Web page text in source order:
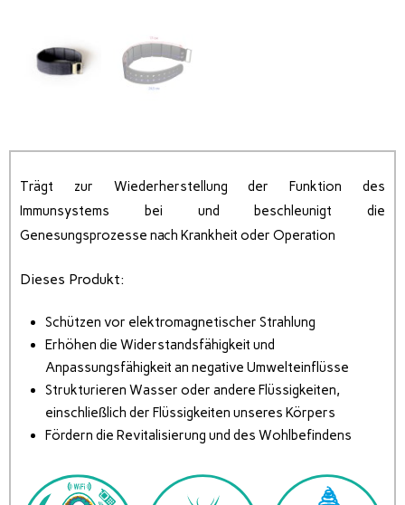
Trägt zur Wiederherstellung der Funktion des
Immunsystems bei und beschleunigt die
Genesungsprozesse nach Krankheit oder Operation
Dieses Produkt:
Schützen vor elektromagnetischer Strahlung
Erhöhen die Widerstandsfähigkeit und
Anpassungsfähigkeit an negative Umwelteinflüsse
Strukturieren Wasser oder andere Flüssigkeiten,
einschließlich der Flüssigkeiten unseres Körpers
Fördern die Revitalisierung und des Wohlbefindens